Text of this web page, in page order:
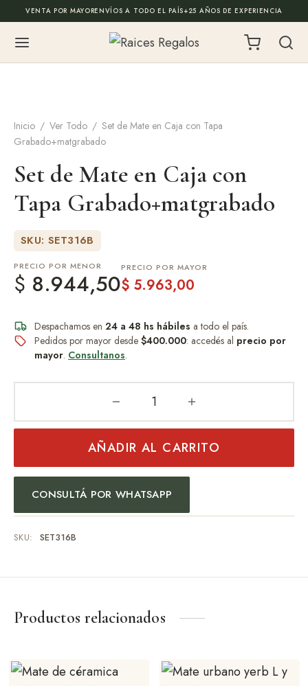
Inicio / Ver Todo / Set de Mate en Caja con Tapa
Grabado+matgrabado
Set de Mate en Caja con
Tapa Grabado+matgrabado
SKU: SET316B
PRECIO POR MENOR
$ 8.944,50
PRECIO POR MAYOR
$ 5.963,00
Despachamos en 24 a 48 hs hábiles a todo el país.
Pedidos por mayor desde $400.000: accedés al precio por
mayor. Consultanos.
AÑADIR AL CARRITO
CONSULTÁ POR WHATSAPP
SKU: SET316B
Productos relacionados
VENTA POR MAYORENVÍOS A TODO EL PAÍS+25 AÑOS DE EXPERIENCIA
Back
Asado y vino
y accesorios
Back
escritorio y cajas
de fin de año